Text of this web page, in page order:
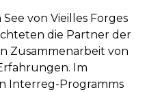
von Vieilles Forges
die Partner der
Zusammenarbeit von
Im
Interreg-Programms